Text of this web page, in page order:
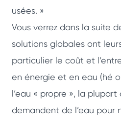
usées. »
Vous verrez dans la suite
solutions globales ont
particulier le coût et
en énergie et en eau (hé
l’eau « propre », la plupart
demandent de l’eau pour